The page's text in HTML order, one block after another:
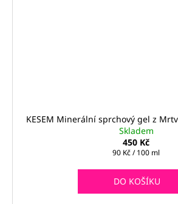
KESEM Minerální sprchový gel z
Skladem
450 Kč
Měrná
90 Kč / 100 ml
DO KOŠÍKU